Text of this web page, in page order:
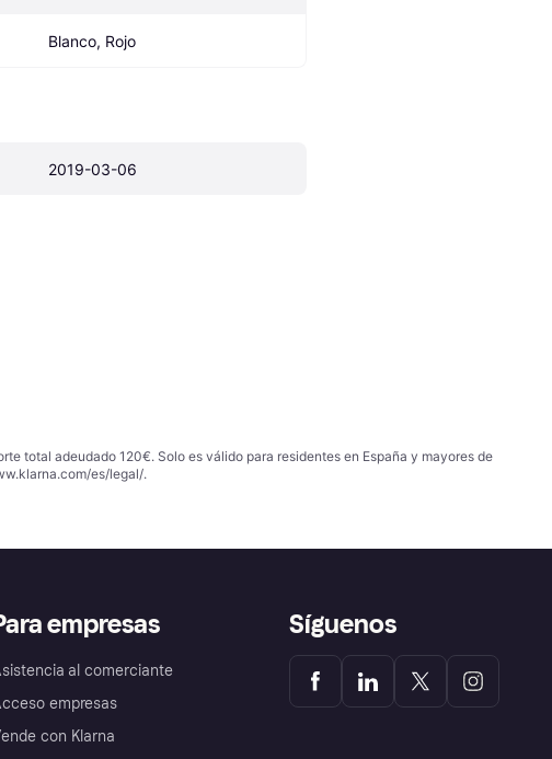
Blanco, Rojo
2019-03-06
total adeudado 120€. Solo es válido para residentes en España y mayores de
es/legal/.
empresas
al comerciante
empresas
con Klarna
Síguenos